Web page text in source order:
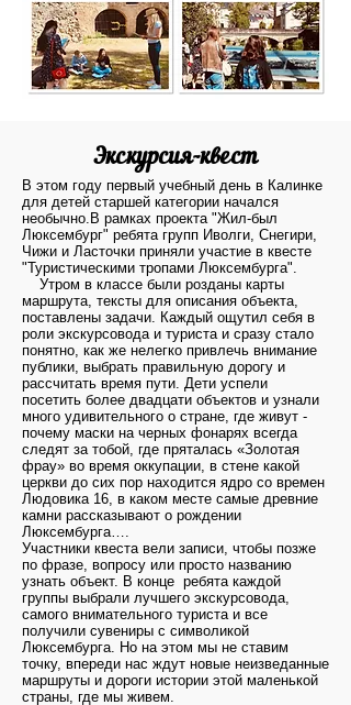
Экскурсия-квест
В этом году первый учебный день в Калинке
для детей старшей категории начался
необычно.В рамках проекта "Жил-был
Люксембург" ребята групп Иволги, Снегири,
Чижи и Ласточки приняли участие в квесте
"Туристическими тропами Люксембурга".
Утром в классе были розданы карты
маршрута, тексты для описания объекта,
поставлены задачи. Каждый ощутил себя в
роли экскурсовода и туриста и сразу стало
понятно, как же нелегко привлечь внимание
публики, выбрать правильную дорогу и
рассчитать время пути. Дети успели
посетить более двадцати объектов и узнали
много удивительного о стране, где живут -
почему маски на черных фонарях всегда
следят за тобой, где пряталась «Золотая
фрау» во время оккупации, в стене какой
церкви до сих пор находится ядро со времен
Людовика 16, в каком месте самые древние
камни рассказывают о рождении
Люксембурга….
Участники квеста вели записи, чтобы позже
по фразе, вопросу или просто названию
узнать объект. В конце ребята каждой
группы выбрали лучшего экскурсовода,
самого внимательного туриста и все
получили сувениры с символикой
Люксембурга. Но на этом мы не ставим
точку, впереди нас ждут новые неизведанные
маршруты и дороги истории этой маленькой
страны, где мы живем.